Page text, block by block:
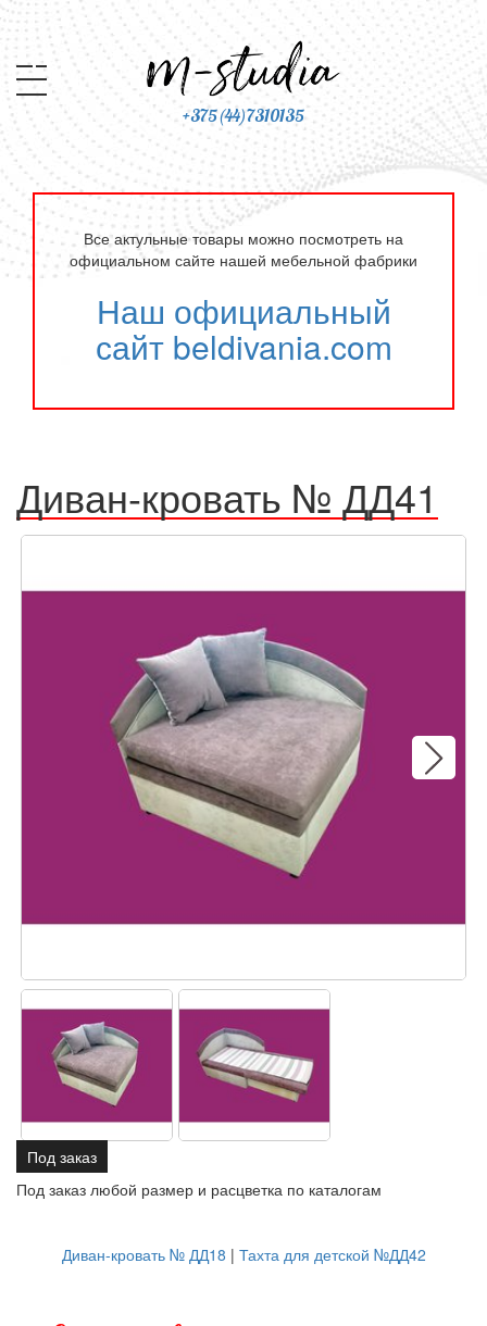
+375(44)7310135
Все актульные товары можно посмотреть на
официальном сайте нашей мебельной фабрики
Наш официальный
сайт beldivania.com
Диван-кровать № ДД41
Под заказ
Под заказ любой размер и расцветка по каталогам
Диван-кровать № ДД18 | Тахта для детской №ДД42